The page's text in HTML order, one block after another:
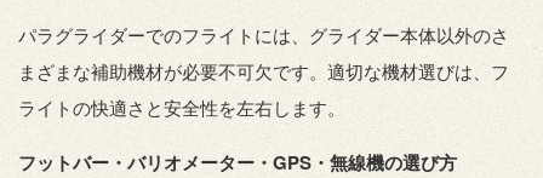
パラグライダーでのフライトには、グライダー本体以外のさ
まざまな補助機材が必要不可欠です。適切な機材選びは、フ
ライトの快適さと安全性を左右します。
フットバー・バリオメーター・GPS・無線機の選び方